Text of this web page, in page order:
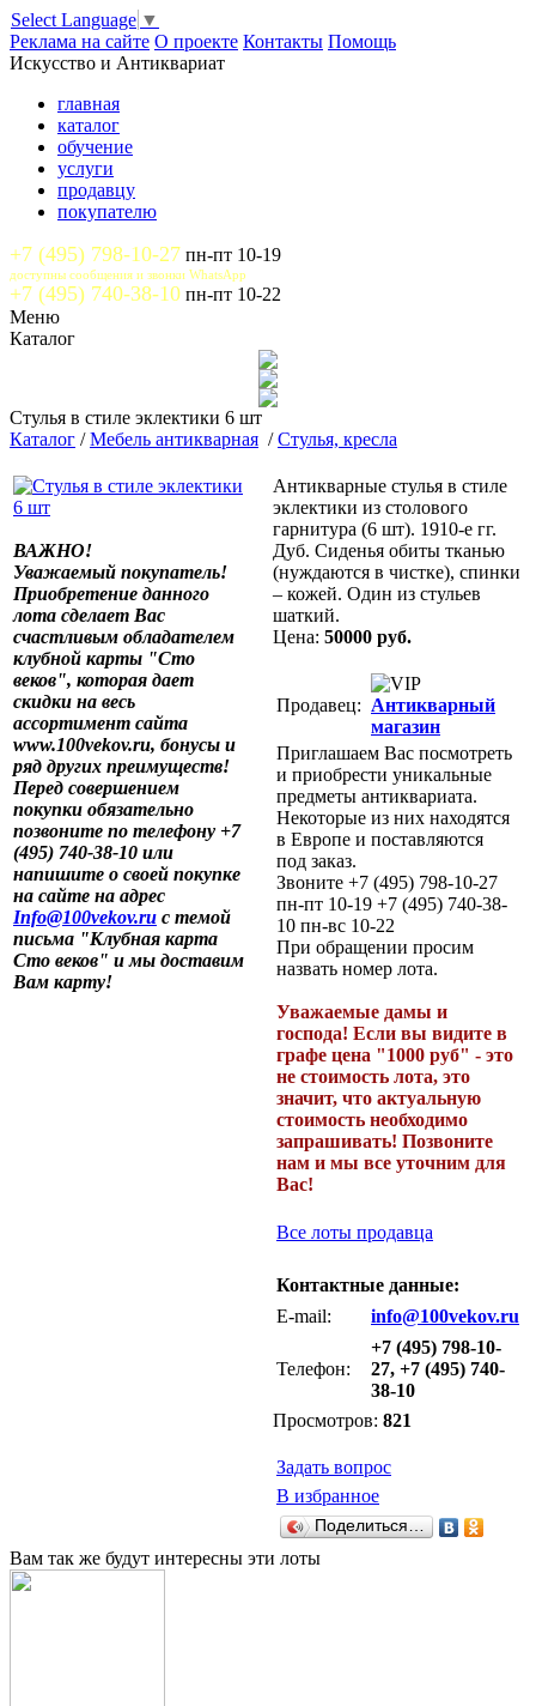
Select Language ▼
Реклама на сайте О проекте Контакты Помощь
Искусство и Антиквариат
главная
каталог
обучение
услуги
продавцу
покупателю
+7 (495) 798-10-27 пн-пт 10-19
доступны сообщения и звонки WhatsApp
+7 (495) 740-38-10 пн-пт 10-22
Меню
Каталог
Стулья в стиле эклектики 6 шт
Каталог /Мебель антикварная /Стулья, кресла
ВАЖНО!
Уважаемый покупатель!
Приобретение данного
лота сделает Вас
счастливым обладателем
клубной карты "Сто
веков", которая дает
скидки на весь
ассортимент сайта
www.100vekov.ru, бонусы и
ряд других преимуществ!
Перед совершением
покупки обязательно
позвоните по телефону +7
(495) 740-38-10 или
напишите о своей покупке
на сайте на адрес
Info@100vekov.ru с темой
письма "Клубная карта
Сто веков" и мы доставим
Вам карту!
Антикварные стулья в стиле
эклектики из столового
гарнитура (6 шт). 1910-е гг.
Дуб. Сиденья обиты тканью
(нуждаются в чистке), спинки
– кожей. Один из стульев
шаткий.
Цена: 50000 руб.
Продавец: Антикварный
магазин
Приглашаем Вас посмотреть
и приобрести уникальные
предметы антиквариата.
Некоторые из них находятся
в Европе и поставляются
под заказ.
Звоните +7 (495) 798-10-27
пн-пт 10-19 +7 (495) 740-38-
10 пн-вс 10-22
При обращении просим
назвать номер лота.
Уважаемые дамы и
господа! Если вы видите в
графе цена "1000 руб" - это
не стоимость лота, это
значит, что актуальную
стоимость необходимо
запрашивать! Позвоните
нам и мы все уточним для
Вас!
Все лоты продавца
Контактные данные:
E-mail:
info@100vekov.ru
Телефон:
+7 (495) 798-10-
27, +7 (495) 740-
38-10
Просмотров: 821
Задать вопрос
В избранное
Поделиться…
Вам так же будут интересны эти лоты